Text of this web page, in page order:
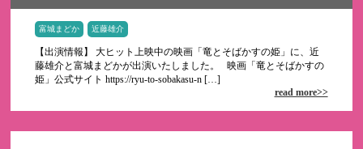
富城まどか 近藤雄介
【出演情報】 大ヒット上映中の映画「竜とそばかすの姫」に、近
藤雄介と富城まどかが出演いたしました。 映画「竜とそばかすの
姫」公式サイト https://ryu-to-sobakasu-n […]
read more>>